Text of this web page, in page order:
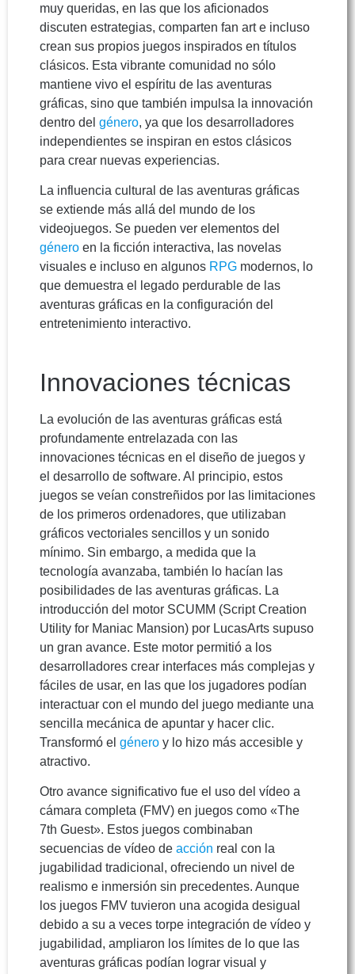
muy queridas, en las que los aficionados
discuten estrategias, comparten fan art e incluso
crean sus propios juegos inspirados en títulos
clásicos. Esta vibrante comunidad no sólo
mantiene vivo el espíritu de las aventuras
gráficas, sino que también impulsa la innovación
dentro del género, ya que los desarrolladores
independientes se inspiran en estos clásicos
para crear nuevas experiencias.
La influencia cultural de las aventuras gráficas
se extiende más allá del mundo de los
videojuegos. Se pueden ver elementos del
género en la ficción interactiva, las novelas
visuales e incluso en algunos RPG modernos, lo
que demuestra el legado perdurable de las
aventuras gráficas en la configuración del
entretenimiento interactivo.
Innovaciones técnicas
La evolución de las aventuras gráficas está
profundamente entrelazada con las
innovaciones técnicas en el diseño de juegos y
el desarrollo de software. Al principio, estos
juegos se veían constreñidos por las limitaciones
de los primeros ordenadores, que utilizaban
gráficos vectoriales sencillos y un sonido
mínimo. Sin embargo, a medida que la
tecnología avanzaba, también lo hacían las
posibilidades de las aventuras gráficas. La
introducción del motor SCUMM (Script Creation
Utility for Maniac Mansion) por LucasArts supuso
un gran avance. Este motor permitió a los
desarrolladores crear interfaces más complejas y
fáciles de usar, en las que los jugadores podían
interactuar con el mundo del juego mediante una
sencilla mecánica de apuntar y hacer clic.
Transformó el género y lo hizo más accesible y
atractivo.
Otro avance significativo fue el uso del vídeo a
cámara completa (FMV) en juegos como «The
7th Guest». Estos juegos combinaban
secuencias de vídeo de acción real con la
jugabilidad tradicional, ofreciendo un nivel de
realismo e inmersión sin precedentes. Aunque
los juegos FMV tuvieron una acogida desigual
debido a su a veces torpe integración de vídeo y
jugabilidad, ampliaron los límites de lo que las
aventuras gráficas podían lograr visual y